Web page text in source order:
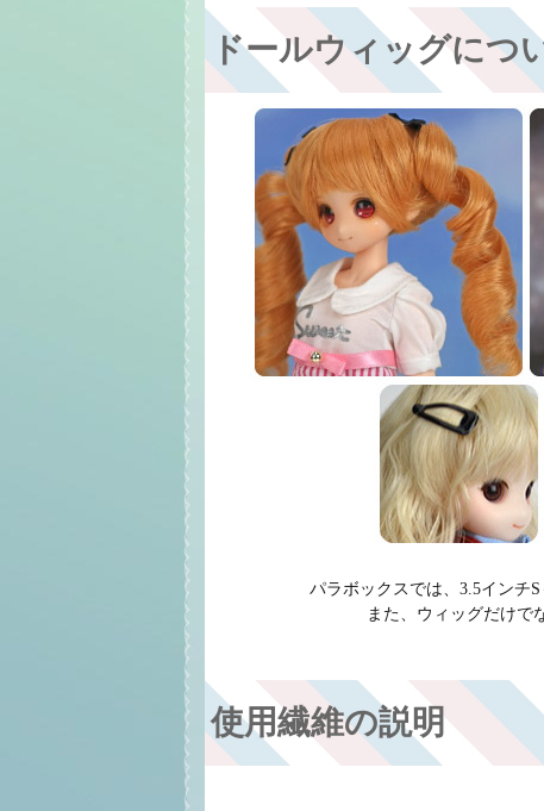
ドールウィッグにつ
パラボックスでは、3.5インチ
また、ウィッグだけで
使用繊維の説明